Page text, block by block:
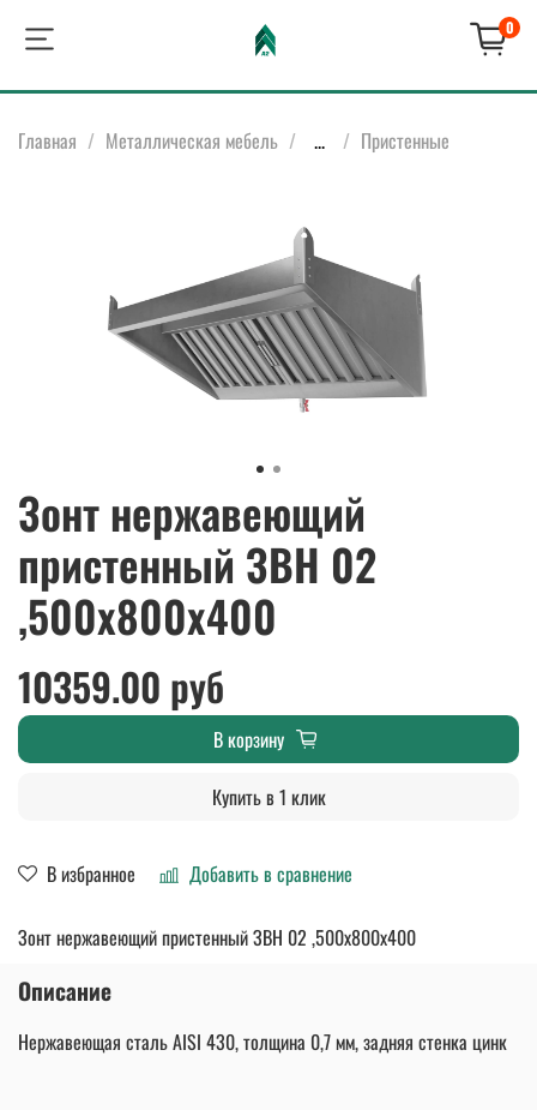
0
Главная Металлическая мебель ... Пристенные
Зонт нержавеющий
пристенный ЗВН 02
,500х800х400
В избранное Добавить в сравнение
10359.00 руб
В корзину
Купить в 1 клик
Зонт нержавеющий пристенный ЗВН 02 ,500х800х400
Описание
Нержавеющая сталь AISI 430, толщина 0,7 мм, задняя стенка цинк